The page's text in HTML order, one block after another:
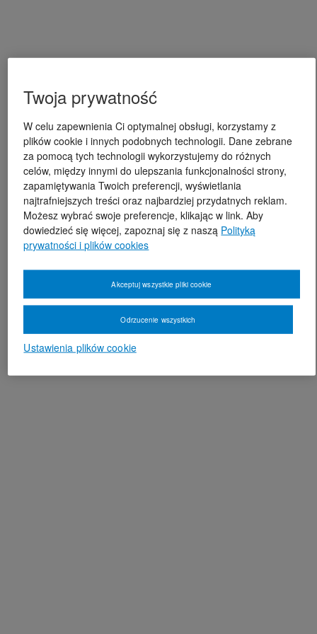
Twoja prywatność
W celu zapewnienia Ci optymalnej obsługi, korzystamy z
plików cookie i innych podobnych technologii. Dane zebrane
za pomocą tych technologii wykorzystujemy do różnych
celów, między innymi do ulepszania funkcjonalności strony,
zapamiętywania Twoich preferencji, wyświetlania
najtrafniejszych treści oraz najbardziej przydatnych reklam.
Możesz wybrać swoje preferencje, klikając w link. Aby
dowiedzieć się więcej, zapoznaj się z naszą Polityką
prywatności i plików cookies
Ustawienia plików cookie
Odrzucenie wszystkich
Akceptuj wszystkie pliki cookie